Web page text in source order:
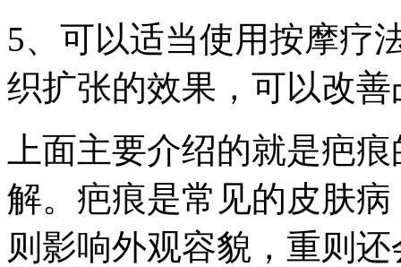
5、可以适当使用按摩疗
织扩张的效果，可以改
上面主要介绍的就是疤
解。疤痕是常见的皮肤
则影响外观容貌，重则